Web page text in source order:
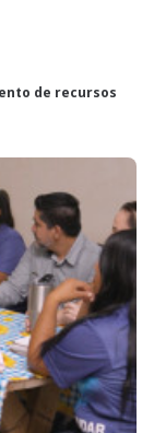
de recursos